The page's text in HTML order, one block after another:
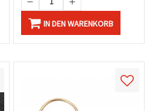
IN DEN WARENKORB